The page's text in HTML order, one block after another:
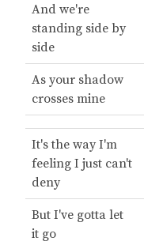
And we're
standing side by
side
As your shadow
crosses mine
It's the way I'm
feeling I just can't
deny
But I've gotta let
it go